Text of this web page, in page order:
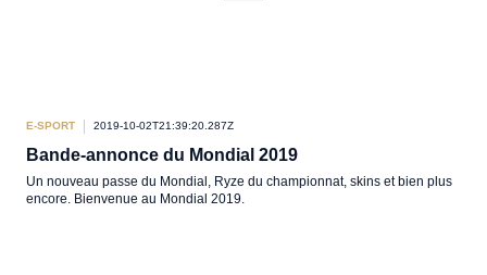
E-SPORT 2019-10-02T21:39:20.287Z
Bande-annonce du Mondial 2019
Un nouveau passe du Mondial, Ryze du championnat, skins et bien plus
encore. Bienvenue au Mondial 2019.